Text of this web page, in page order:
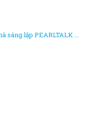
sáng lập PEARLTALK ...